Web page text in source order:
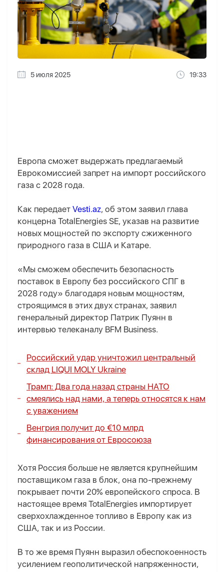
5 июля 2025 19:33
Европа сможет выдержать предлагаемый
Еврокомиссией запрет на импорт российского
газа с 2028 года.
Как передает Vesti.az, об этом заявил глава
концерна TotalEnergies SE, указав на развитие
новых мощностей по экспорту сжиженного
природного газа в США и Катаре.
«Мы сможем обеспечить безопасность
поставок в Европу без российского СПГ в
2028 году» благодаря новым мощностям,
строящимся в этих двух странах, заявил
генеральный директор Патрик Пуянн в
интервью телеканалу BFM Business.
Российский удар уничтожил центральный
склад LIQUI MOLY Ukraine
Трамп: Два года назад страны НАТО
смеялись над нами, а теперь относятся к нам
с уважением
Венгрия получит до €10 млрд
финансирования от Евросоюза
Хотя Россия больше не является крупнейшим
поставщиком газа в блок, она по-прежнему
покрывает почти 20% европейского спроса. В
настоящее время TotalEnergies импортирует
сверхохлажденное топливо в Европу как из
США, так и из России.
В то же время Пуянн выразил обеспокоенность
усилением геополитической напряженности,